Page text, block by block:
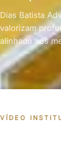
Dias Batista
valorizam
alinhado aos
VÍDEO